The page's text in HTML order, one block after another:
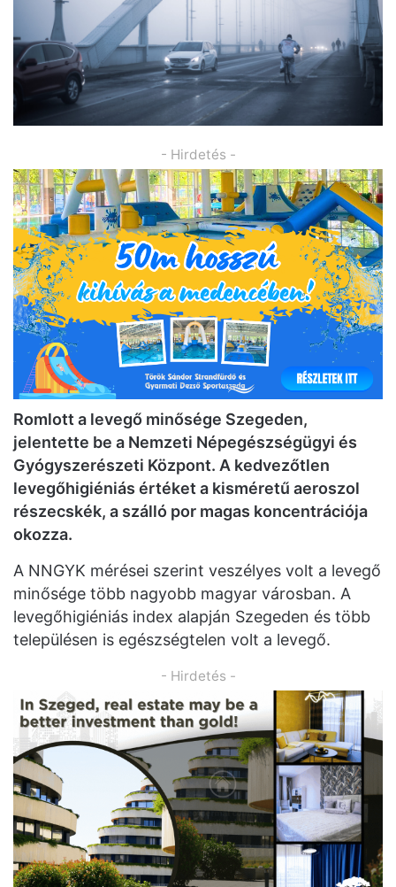
- Hirdetés -
Romlott a levegő minősége Szegeden,
jelentette be a Nemzeti Népegészségügyi és
Gyógyszerészeti Központ. A kedvezőtlen
levegőhigiéniás értéket a kisméretű aeroszol
részecskék, a szálló por magas koncentrációja
okozza.
A NNGYK mérései szerint veszélyes volt a levegő
minősége több nagyobb magyar városban. A
levegőhigiéniás index alapján Szegeden és több
településen is egészségtelen volt a levegő.
- Hirdetés -